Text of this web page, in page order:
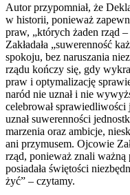
Autor przypomniał, że
w historii, ponieważ
praw, „których żaden rząd
Zakładała „suwerenność
spokoju, bez naruszania
rządu kończy się, gdy
praw i optymalizację
naród nie uznał i nie
celebrował
uznał suwerenności
marzenia oraz ambicje,
ani przymusem. Ojcowie
rząd, ponieważ znali ważną
posiadała świętości
żyć” – czytamy.